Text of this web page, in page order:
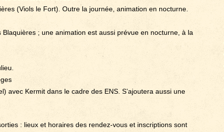
(Viols le Fort). Outre la journée, animation en nocturne.
; une animation est aussi prévue en nocturne, à la
avec Kermit dans le cadre des ENS. S’ajoutera aussi une
: lieux et horaires des rendez-vous et inscriptions sont